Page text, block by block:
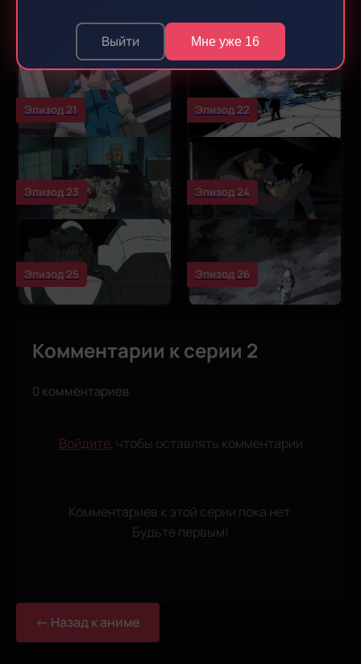
Выйти Мне уже 16
Эпизод 19 Эпизод 20
Эпизод 21 Эпизод 22
Эпизод 23 Эпизод 24
Эпизод 25 Эпизод 26
Комментарии к серии 2
0 комментариев
Войдите, чтобы оставлять комментарии
Комментариев к этой серии пока нет.
Будьте первым!
← Назад к аниме